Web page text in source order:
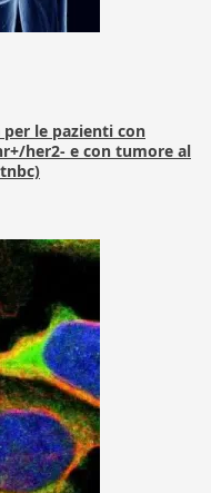
le pazienti con
her2- e con tumore al